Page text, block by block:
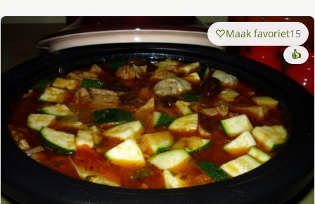
Maak favoriet15
👍